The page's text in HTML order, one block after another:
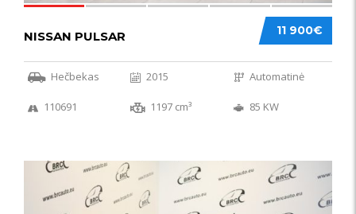
11 900€
NISSAN PULSAR
Hečbekas 2015 Automatinė
110691 1197 cm³ 85 KW
49